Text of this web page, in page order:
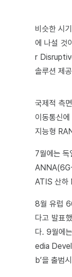
비슷한 시
에 나설 것
r
솔루션 제
국제적 측
이동통신
지능형
7월에는
ATIS 산하
8월 유럽
다고 발표
다. 9월에
edia
b’을 출범